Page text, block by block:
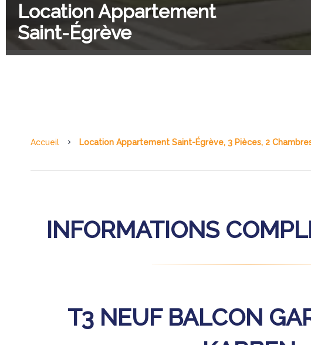
Location Appartement
Saint-Égrève
Accueil Location Appartement Saint-Égrève, 3 Pièces, 2
INFORMATIONS
T3 NEUF BALCON